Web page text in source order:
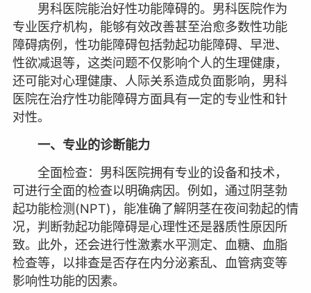
男科医院能治好性功能障碍的。男科医院作为
专业医疗机构，能够有效改善甚至治愈多数性功能
障碍病例，性功能障碍包括勃起功能障碍、早泄、
性欲减退等，这类问题不仅影响个人的生理健康，
还可能对心理健康、人际关系造成负面影响，男科
医院在治疗性功能障碍方面具有一定的专业性和针
对性。
一、专业的诊断能力
全面检查：男科医院拥有专业的设备和技术，
可进行全面的检查以明确病因。例如，通过阴茎勃
起功能检测(NPT)，能准确了解阴茎在夜间勃起的情
况，判断勃起功能障碍是心理性还是器质性原因所
致。此外，还会进行性激素水平测定、血糖、血脂
检查等，以排查是否存在内分泌紊乱、血管病变等
影响性功能的因素。